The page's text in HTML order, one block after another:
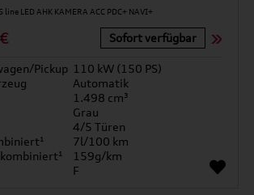
Sofort verfügbar
Pickup 110 kW (150 PS)
Automatik
1.498 cm³
Grau
4/5 Türen
7l/100 km
159g/km
F